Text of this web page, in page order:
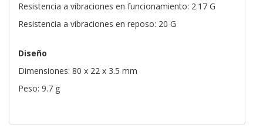
Resistencia a vibraciones en funcionamiento: 2.17 G
Resistencia a vibraciones en reposo: 20 G
Diseño
Dimensiones: 80 x 22 x 3.5 mm
Peso: 9.7 g